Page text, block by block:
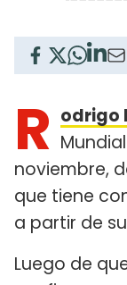
R odrigo
noviembre,
que tiene
a partir de
Luego de